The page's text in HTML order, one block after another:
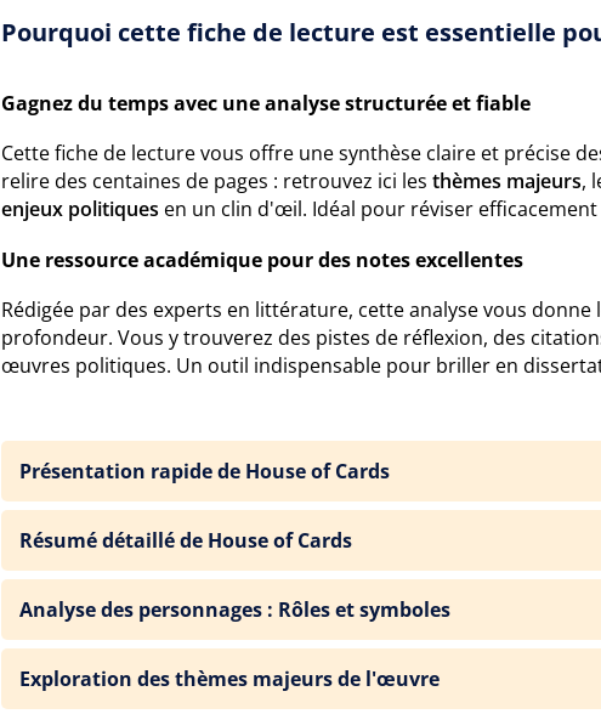
Pourquoi cette fiche de lecture est essentielle
Gagnez du temps avec une analyse structurée et fiable
Cette fiche de lecture vous offre une synthèse claire et précise
relire des centaines de pages : retrouvez ici les thèmes majeurs,
enjeux politiques en un clin d'œil. Idéal pour réviser
Une ressource académique pour des notes excellentes
Rédigée par des experts en littérature, cette analyse vous
profondeur. Vous y trouverez des pistes de réflexion, des
œuvres politiques. Un outil indispensable pour briller en
Présentation rapide de House of Cards
Résumé détaillé de House of Cards
Analyse des personnages : Rôles et symboles
Exploration des thèmes majeurs de l'œuvre